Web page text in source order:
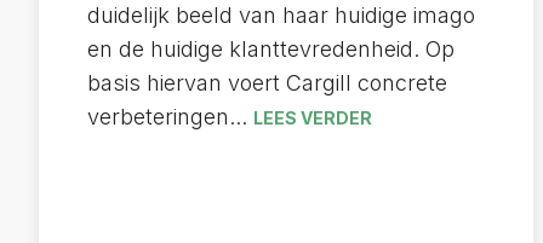
duidelijk beeld van haar huidige imago
en de huidige klanttevredenheid. Op
basis hiervan voert Cargill concrete
verbeteringen... LEES VERDER